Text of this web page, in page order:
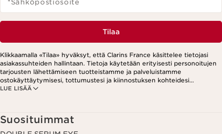
*Sähköpostiosoite
Tilaa
LUE LISÄÄ
Klikkaamalla «Tilaa» hyväksyt, että Clarins France käsittelee tietojasi
asiakassuhteiden hallintaan. Tietoja käytetään erityisesti personoitujen
tarjousten lähettämiseen tuotteistamme ja palveluistamme
ostokäyttäytymisesi, tottumustesi ja kiinnostuksen kohteidesi
perusteella. Tarjouksia voidaan esittää myös sosiaalisessa mediassa ja
klikkaamalla uutiskirjeen jokaisessa viestissä olevaa peruutuslinkkiä.
Lisätietoa tietojesi käsittelystä ja oikeuksistasi löydät
tietosuojakäytännöstämme.
Suosituimmat